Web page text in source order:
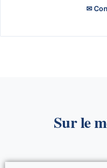
Les indemnités de
Licenciement pour
Rupture conventionnelle
✉
Sur le